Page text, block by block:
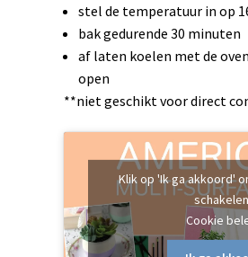
stel de temperatuur in op
bak gedurende 30 minuten
af laten koelen met de
open
**niet geschikt voor direct
Klik op 'Ik ga akkoord'
Cookie